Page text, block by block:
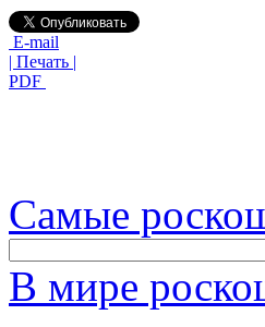
E-mail
| Печать |
PDF
Самые
В мире